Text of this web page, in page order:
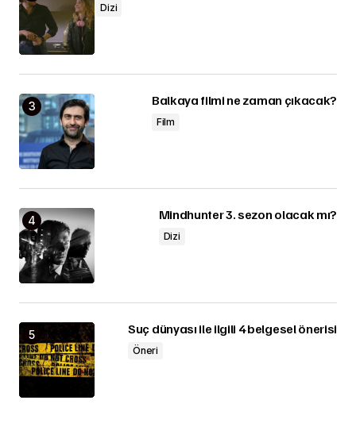
Dizi
Balkaya filmi ne zaman çıkacak?
Film
Mindhunter 3. sezon olacak mı?
Dizi
Suç dünyası ile ilgili 4 belgesel önerisi
Öneri